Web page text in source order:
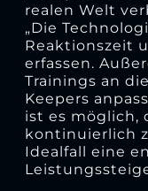
realen Welt
„Die
Reaktionszeit
erfassen.
Trainings an
Keepers
ist es möglich,
kontinuierlich
Idealfall eine